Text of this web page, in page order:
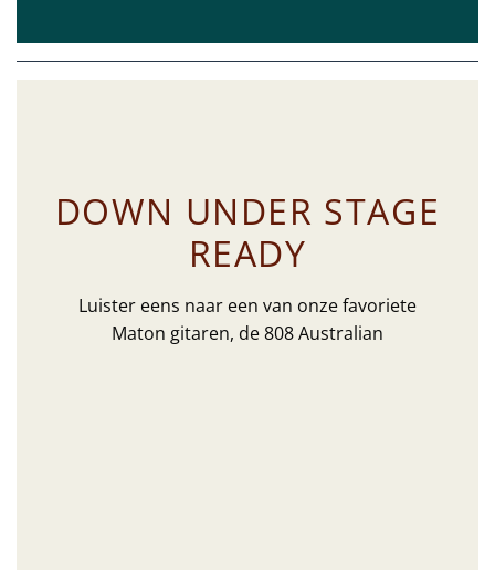
DOWN UNDER STAGE
READY
Luister eens naar een van onze favoriete
Maton gitaren, de 808 Australian